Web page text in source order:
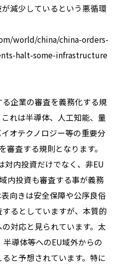
減少しているという悪循環
world/china/china-orders-
halt-some-infrastructure
企業の審査を義務化する規
れは半導体、人工知能、量
オテクノロジー等の重要分
審査する規則となります。
対内投資だけでなく、非EU
内投資も審査する事が義務
向きは安全保障や公序良俗
るとしていますが、本質的
対応と見られています。太
導体等へのEU域外からの
と予想されています。特に